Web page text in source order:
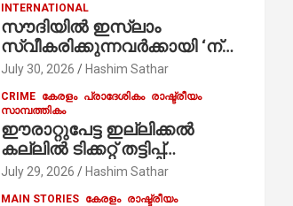
ആർച്ച് പ്രീസ്റ്റ് വെരി. റവ.ഫാ.
കുര്യൻ താമരശ്ശേരി
നിർവഹിക്കുന്നു.
INTERNATIONAL
സൗദിയില്‍ ഇസ്‌ലാം
സ്വീകരിക്കുന്നവര്‍ക്കായി ‘ന്യൂ
മുസ്ലിം’ ഡിജിറ്റല്‍ കാര്‍ഡ്
സേവനം ആരംഭിച്ചു
July 30, 2026 Hashim Sathar
CRIME കേരളം പ്രാദേശികം രാഷ്ട്രീയം
സാമ്പത്തികം
ഈരാറ്റുപേട്ട ഇല്ലിക്കൽ
കല്ലിൽ ടിക്കറ്റ് തട്ടിപ്പ്
ആരോപണം;
July 29, 2026 Hashim Sathar
MAIN STORIES കേരളം രാഷ്ട്രീയം